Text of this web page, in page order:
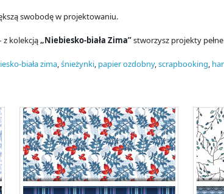
swobodę w projektowaniu.
z kolekcją „Niebiesko-biała Zima”stworzysz projekty
biała zima śnieżynki papier ozdobny, scrapbooking